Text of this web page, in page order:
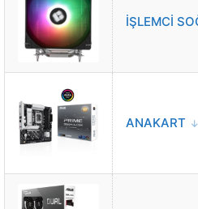
İŞLEMCİ
ANAKART